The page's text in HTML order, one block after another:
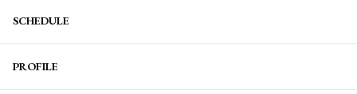
SCHEDULE
PROFILE